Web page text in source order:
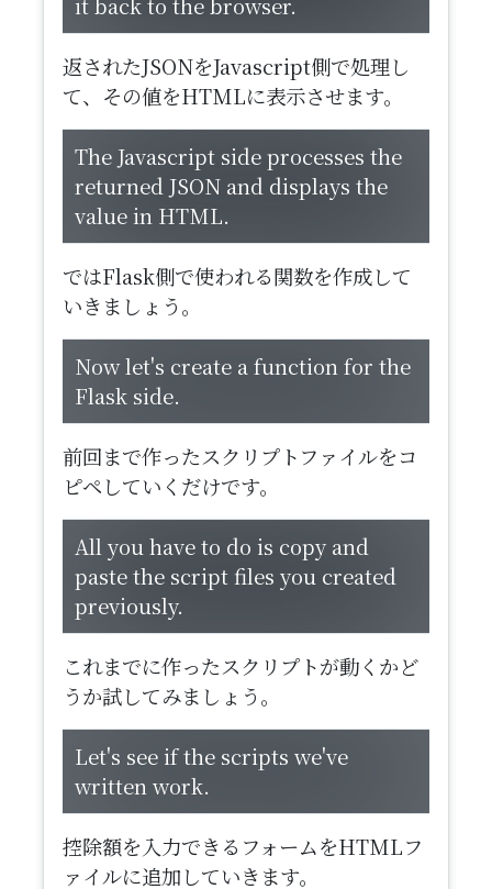
返されたJSONをJavascript側で処理し
て、その値をHTMLに表示させます。
The Javascript side processes the
returned JSON and displays the
value in HTML.
ではFlask側で使われる関数を作成して
いきましょう。
Now let's create a function for the
Flask side.
前回まで作ったスクリプトファイルをコ
ピペしていくだけです。
All you have to do is copy and
paste the script files you created
previously.
これまでに作ったスクリプトが動くかど
うか試してみましょう。
​Let's see if the scripts we've
written work.
控除額を入力できるフォームをHTMLフ
ァイルに追加していきます。